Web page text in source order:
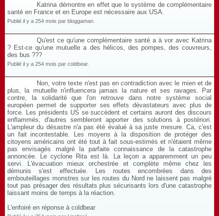
Katrina démontre en effet que le système de complémentaire
santé en France et en Europe est nécessaire aux USA.
Publié il y a 254 mois par bloggaman.
Qu'est ce qu'une complémentaire santé a à vor avec Katrina
? Est-ce qu'une mutuelle a des hélicos, des pompes, des couvreurs,
des bus ???
Publié il y a 254 mois par coldbear.
Non, votre texte n'est pas en contradiction avec le mien et de
plus, la mutuelle n'influencera jamais la nature et ses ravages. Par
contre, la solidarité que l'on retrouve dans notre système social
européen permet de supporter ses effets dévastateurs avec plus de
force. Les présidents US se succèdent et certains auront des discours
enflammés, d'autres sembleront apporter des solutions à postériori.
L'ampleur du désastre n'a pas été évalué à sa juste mesure. Ca, c'est
un fait incontestable. Les moyens à la disposition de protéger des
citoyens américains ont été tout à fait sous-estimés et n'étaient même
pas envisagés malgré la parfaite connaissance de la catastrophe
annoncée. Le cyclone Rita est là. La leçon a apparemment un peu
servi. L'évacuation mieux orchestrée et complète même chez les
démunis s'est effectuée. Les routes encombrées dans des
embouteillages monstres sur les routes du Nord ne laissent pas malgré
tout pas présager des résultats plus sécurisants lors d'une catastrophe
laissant moins de temps à la réaction.
L'enfoiré en réponse à coldbear